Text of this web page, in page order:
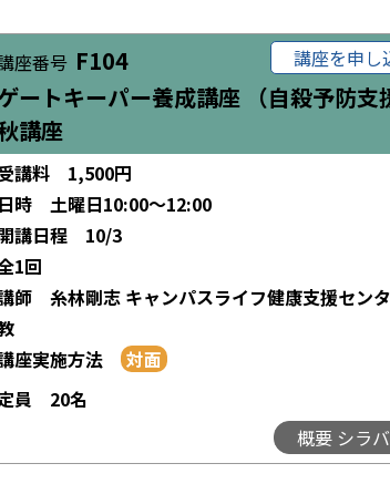
座番号 F104
ートキーパー養成講座 （自殺予防支
講座
講座を申し
講料
1,500円
日時
土曜日10:00～12:00
講日程
10/3
1回
師
糸林剛志 キャンパスライフ健康支援セン
座実施方法
員
20名
概要 シラ